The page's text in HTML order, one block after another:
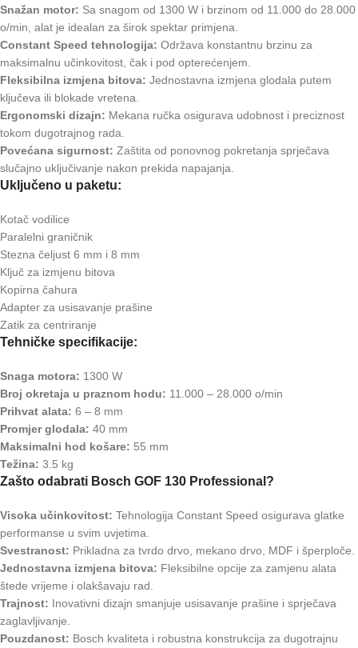
Snažan motor: Sa snagom od 1300 W i brzinom od 11.000 do 28.000
o/min, alat je idealan za širok spektar primjena.
Constant Speed tehnologija: Održava konstantnu brzinu za
maksimalnu učinkovitost, čak i pod opterećenjem.
Fleksibilna izmjena bitova: Jednostavna izmjena glodala putem
ključeva ili blokade vretena.
Ergonomski dizajn: Mekana ručka osigurava udobnost i preciznost
tokom dugotrajnog rada.
Povećana sigurnost: Zaštita od ponovnog pokretanja sprječava
slučajno uključivanje nakon prekida napajanja.
Uključeno u paketu:
Kotač vodilice
Paralelni graničnik
Stezna čeljust 6 mm i 8 mm
Ključ za izmjenu bitova
Kopirna čahura
Adapter za usisavanje prašine
Zatik za centriranje
Tehničke specifikacije:
Snaga motora: 1300 W
Broj okretaja u praznom hodu: 11.000 – 28.000 o/min
Prihvat alata: 6 – 8 mm
Promjer glodala: 40 mm
Maksimalni hod košare: 55 mm
Težina: 3.5 kg
Zašto odabrati Bosch GOF 130 Professional?
Visoka učinkovitost: Tehnologija Constant Speed osigurava glatke
performanse u svim uvjetima.
Svestranost: Prikladna za tvrdo drvo, mekano drvo, MDF i šperploče.
Jednostavna izmjena bitova: Fleksibilne opcije za zamjenu alata
štede vrijeme i olakšavaju rad.
Trajnost: Inovativni dizajn smanjuje usisavanje prašine i sprječava
zaglavljivanje.
Pouzdanost: Bosch kvaliteta i robustna konstrukcija za dugotrajnu